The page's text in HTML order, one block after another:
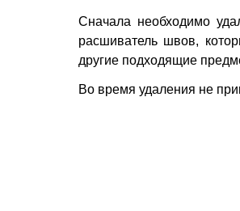
Сначала необходимо
расшиватель швов,
другие подходящие
Во время удаления не